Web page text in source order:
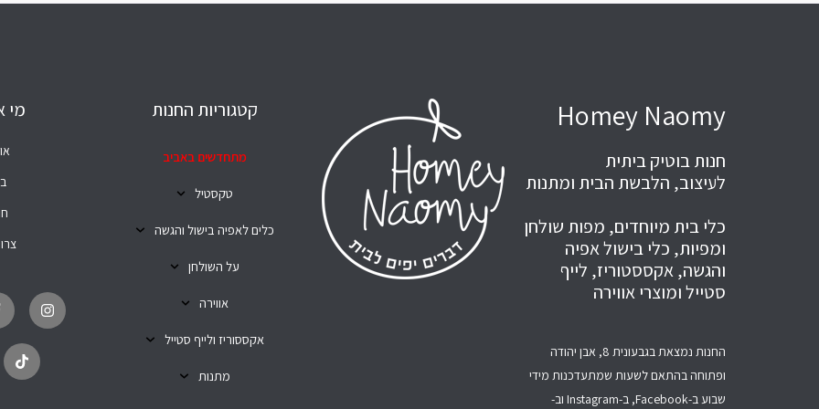
Homey Naomy
חנות בוטיק ביתית
לעיצוב, הלבשת הבית ומתנות
כלי בית מיוחדים, מפות שולחן
ומפיות, כלי בישול אפיה
והגשה, אקססטוריז, לייף
סטייל ומוצרי אווירה
החנות נמצאת בגבעונית 8, אבן יהודה
ופתוחה בהתאם לשעות שמתעדכנות מידי
שבוע ב-Facebook, ב-Instagram וב-
קטגוריות החנות
מתחדשים באביב
טקסטיל
כלים לאפיה בישול והגשה
על השולחן
אווירה
אקססוריז ולייף סטייל
מתנות
מי
n
s
t
k